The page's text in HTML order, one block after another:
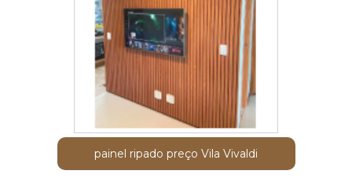
painel ripado preço Vila Vivaldi